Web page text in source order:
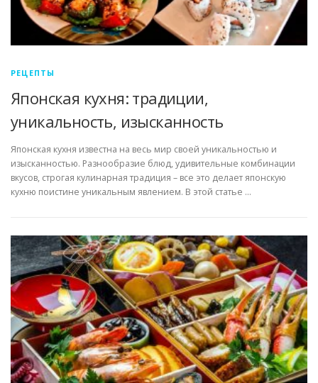
РЕЦЕПТЫ
Японская кухня: традиции,
уникальность, изысканность
Японская кухня известна на весь мир своей уникальностью и
изысканностью. Разнообразие блюд, удивительные комбинации
вкусов, строгая кулинарная традиция – все это делает японскую
кухню поистине уникальным явлением. В этой статье …